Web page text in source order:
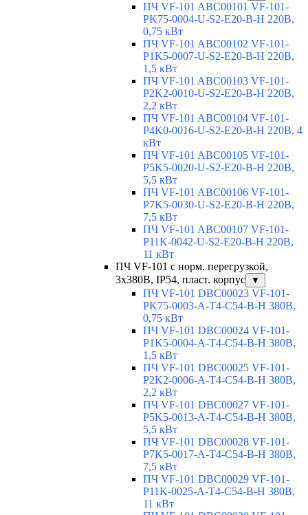
ПЧ VF-101 ABC00101 VF-101-
PK75-0004-U-S2-E20-B-H 220В,
0,75 кВт
ПЧ VF-101 ABC00102 VF-101-
P1K5-0007-U-S2-E20-B-H 220В,
1,5 кВт
ПЧ VF-101 ABC00103 VF-101-
P2K2-0010-U-S2-E20-B-H 220В,
2,2 кВт
ПЧ VF-101 ABC00104 VF-101-
P4K0-0016-U-S2-E20-B-H 220В, 4
кВт
ПЧ VF-101 ABC00105 VF-101-
P5K5-0020-U-S2-E20-B-H 220В,
5,5 кВт
ПЧ VF-101 ABC00106 VF-101-
P7K5-0030-U-S2-E20-B-H 220В,
7,5 кВт
ПЧ VF-101 ABC00107 VF-101-
P11K-0042-U-S2-E20-B-H 220В,
11 кВт
ПЧ VF-101 с норм. перегрузкой,
3х380В, IP54, пласт. корпус
▼
ПЧ VF-101 DBC00023 VF-101-
PK75-0003-A-T4-C54-B-H 380В,
0,75 кВт
ПЧ VF-101 DBC00024 VF-101-
P1K5-0004-A-T4-C54-B-H 380В,
1,5 кВт
ПЧ VF-101 DBC00025 VF-101-
P2K2-0006-A-T4-C54-B-H 380В,
2,2 кВт
ПЧ VF-101 DBC00027 VF-101-
P5K5-0013-A-T4-C54-B-H 380В,
5,5 кВт
ПЧ VF-101 DBC00028 VF-101-
P7K5-0017-A-T4-C54-B-H 380В,
7,5 кВт
ПЧ VF-101 DBC00029 VF-101-
P11K-0025-A-T4-C54-B-H 380В,
11 кВт